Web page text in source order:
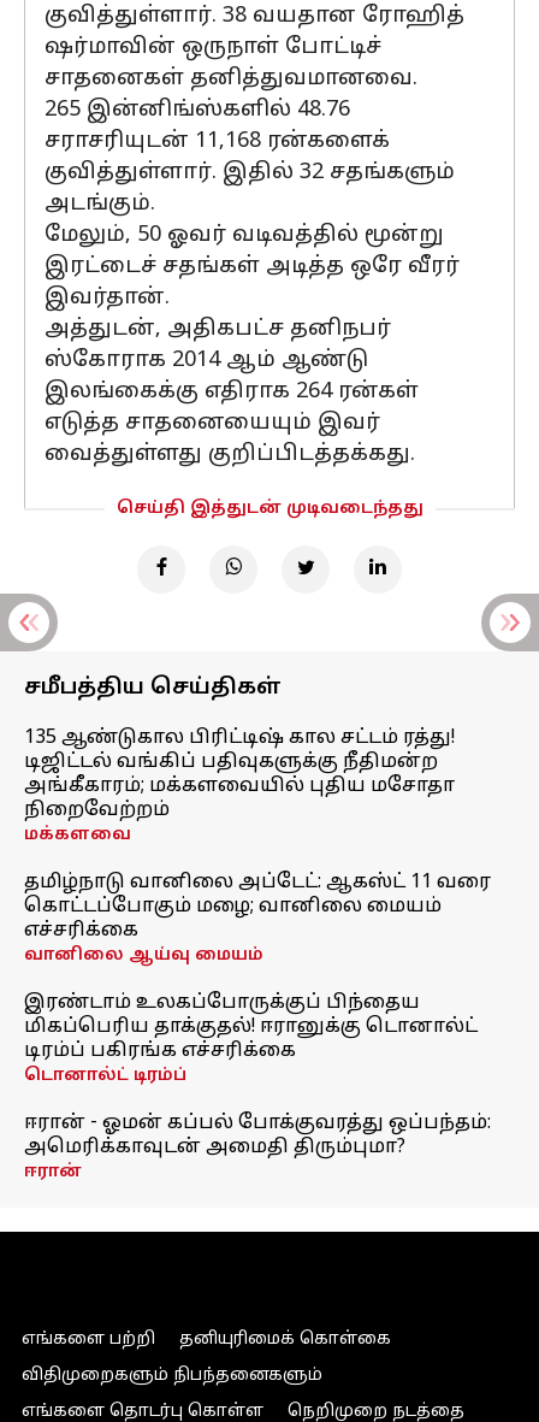
குவித்துள்ளார். 38 வயதான ரோஹித்
ஷர்மாவின் ஒருநாள் போட்டிச்
சாதனைகள் தனித்துவமானவை.
265 இன்னிங்ஸ்களில் 48.76
சராசரியுடன் 11,168 ரன்களைக்
குவித்துள்ளார். இதில் 32 சதங்களும்
அடங்கும்.
மேலும், 50 ஓவர் வடிவத்தில் மூன்று
இரட்டைச் சதங்கள் அடித்த ஒரே வீரர்
இவர்தான்.
அத்துடன், அதிகபட்ச தனிநபர்
ஸ்கோராக 2014 ஆம் ஆண்டு
இலங்கைக்கு எதிராக 264 ரன்கள்
எடுத்த சாதனையையும் இவர்
வைத்துள்ளது குறிப்பிடத்தக்கது.
செய்தி இத்துடன் முடிவடைந்தது
சமீபத்திய செய்திகள்
135 ஆண்டுகால பிரிட்டிஷ் கால சட்டம் ரத்து!
டிஜிட்டல் வங்கிப் பதிவுகளுக்கு நீதிமன்ற
அங்கீகாரம்; மக்களவையில் புதிய மசோதா
நிறைவேற்றம்
மக்களவை
தமிழ்நாடு வானிலை அப்டேட்: ஆகஸ்ட் 11 வரை
கொட்டப்போகும் மழை; வானிலை மையம்
எச்சரிக்கை
வானிலை ஆய்வு மையம்
இரண்டாம் உலகப்போருக்குப் பிந்தைய
மிகப்பெரிய தாக்குதல்! ஈரானுக்கு டொனால்ட்
டிரம்ப் பகிரங்க எச்சரிக்கை
டொனால்ட் டிரம்ப்
ஈரான் - ஓமன் கப்பல் போக்குவரத்து ஒப்பந்தம்:
அமெரிக்காவுடன் அமைதி திரும்புமா?
ஈரான்
எங்களை பற்றி
தனியுரிமைக் கொள்கை
விதிமுறைகளும் நிபந்தனைகளும்
எங்களை தொடர்பு கொள்ள
நெறிமுறை நடத்தை